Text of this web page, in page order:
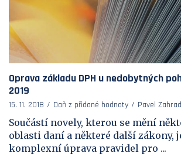
Oprava základu DPH u nedobytných
2019
15. 11. 2018 Daň z přidané hodnoty Pavel
Součástí novely, kterou se mění
oblasti daní a některé další zákony,
komplexní úprava pravidel pro ...